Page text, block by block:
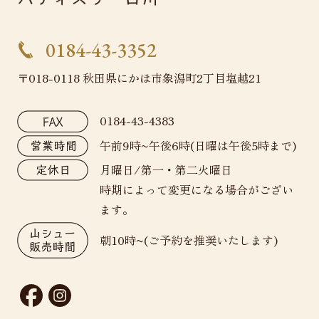
0184-43-3352
〒018-0118 秋田県にかほ市象潟町2丁目塩越21
0184-43-4383
午前9時~午後6時(日曜は午後5時まで)
月曜日/第一・第二火曜日
時期によって変更になる場合がござい
ます。
朝10時~(ご予約を推奨いたします)